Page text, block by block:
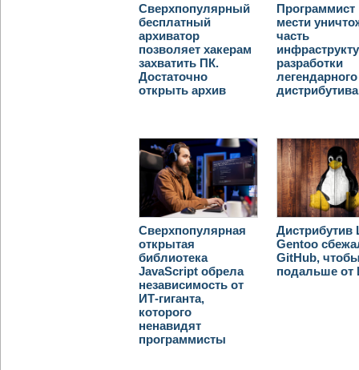
Сверхпопулярный
бесплатный
архиватор
позволяет хакерам
захватить ПК.
Достаточно
открыть архив
Программист
мести
часть
разработки
легендарного
Сверхпопулярная
открытая
библиотека
JavaScript обрела
независимость от
ИТ-гиганта,
которого
ненавидят
программисты
Дистрибутив
Gentoo
GitHub,
подальше от